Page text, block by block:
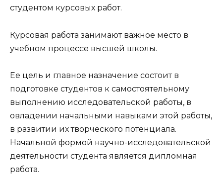
студентом курсовых работ.
Курсовая работа занимают важное место в
учебном процессе высшей школы.
Ее цель и главное назначение состоит в
подготовке студентов к самостоятельному
выполнению исследовательской работы, в
овладении начальными навыками этой работы,
в развитии их творческого потенциала.
Начальной формой научно-исследовательской
деятельности студента является дипломная
работа.